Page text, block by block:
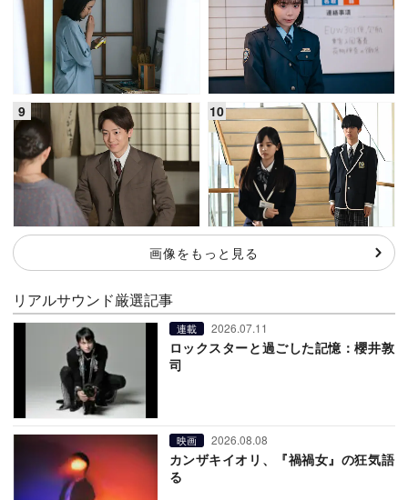
画像をもっと見る
リアルサウンド厳選記事
連載 2026.07.11
ロックスターと過ごした記憶：櫻井敦
司
映画 2026.08.08
カンザキイオリ、『禍禍女』の狂気語
る